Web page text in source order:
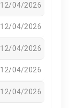
12/04/2026
12/04/2026
12/04/2026
12/04/2026
12/04/2026